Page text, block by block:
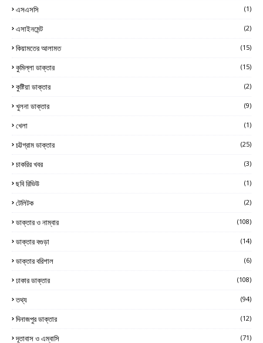
এসএসসি (1)
এসাইনমেন্ট (2)
কিয়ামতের আলামত (15)
কুমিল্লা ডাক্তার (15)
কুষ্টিয়া ডাক্তার (2)
খুলনা ডাক্তার (9)
খেলা (1)
চট্টগ্রাম ডাক্তার (25)
চাকরির খবর (3)
ছবি রিভিউ (1)
টেলিটক (2)
ডাক্তার ও নাম্বার (108)
ডাক্তার বগুড়া (14)
ডাক্তার বরিশাল (6)
ঢাকার ডাক্তার (108)
তথ্য (94)
দিনাজপুর ডাক্তার (12)
দূতাবাস ও এম্বাসি (71)